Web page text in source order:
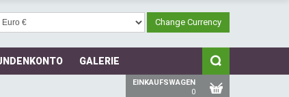
GALERIE
EINKAUFSWAGEN
0